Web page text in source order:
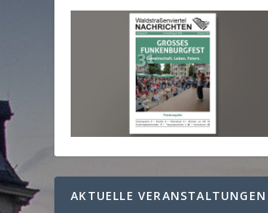
AKTUELLE VERANSTALTUNGEN